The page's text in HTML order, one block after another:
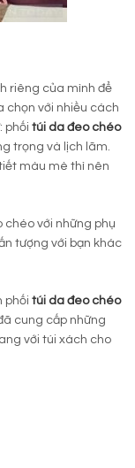
riêng của mình để
chọn với nhiều cách
phối túi da đeo chéo
trọng và lịch lãm.
màu mè thì nên
chéo với những phụ
tượng với bạn khác
phối túi da đeo chéo
cung cấp những
với túi xách cho